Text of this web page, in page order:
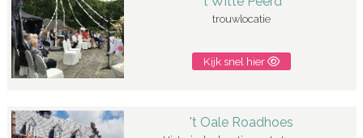
trouwlocatie
Kijk snel hier
't Oale Roadhoes